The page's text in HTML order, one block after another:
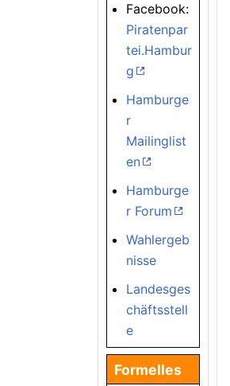
Facebook:
Piratenpar
tei.Hambur
g
Hamburge
r
Mailinglist
en
Hamburge
r Forum
Wahlergeb
nisse
Landesges
chäftsstell
e
Formelles